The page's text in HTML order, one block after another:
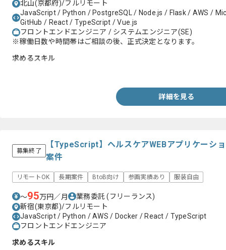
北山(京都府)/フルリモート
JavaScript / Python / PostgreSQL / Node.js / Flask / AWS /
GitHub / React / TypeScript / Vue.js
フロントエンドエンジニア / システムエンジニア(SE)
※稼働日数や時間帯はご相談の後、正式決定となります。
求めるスキル
詳細を見る
募集終了
【TypeScript】ヘルスケアWEBアプリケーシ
案件
リモートOK 長期案件 BtoB向け 参画実績あり 服装自由
〜95万円／月 業務委託(フリーランス)
新宿(東京都)/フルリモート
JavaScript / Python / AWS / Docker / React / TypeScript
フロントエンドエンジニア
求めるスキル